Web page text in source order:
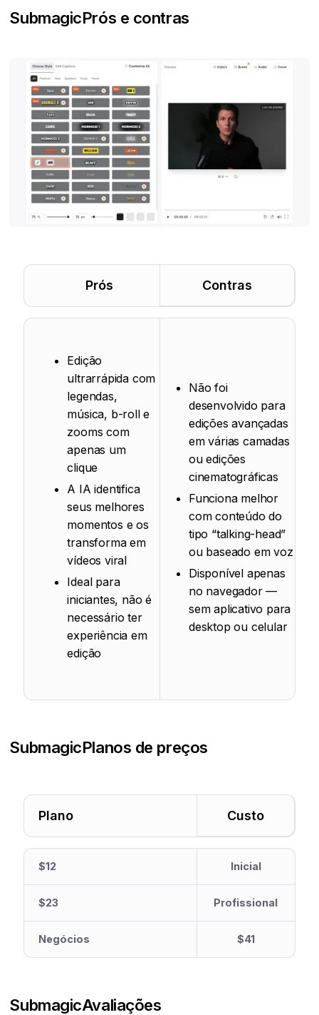
SubmagicPrós e contras
Prós Contras
Edição
ultrarrápida com
legendas,
música, b-roll e
zooms com
apenas um
clique
A IA identifica
seus melhores
momentos e os
transforma em
vídeos viral
Ideal para
iniciantes, não é
necessário ter
experiência em
edição
Não foi
desenvolvido para
edições avançadas
em várias camadas
ou edições
cinematográficas
Funciona melhor
com conteúdo do
tipo “talking-head”
ou baseado em voz
Disponível apenas
no navegador —
sem aplicativo para
desktop ou celular
SubmagicPlanos de preços
Plano Custo
$12 Inicial
$23 Profissional
Negócios $41
SubmagicAvaliações